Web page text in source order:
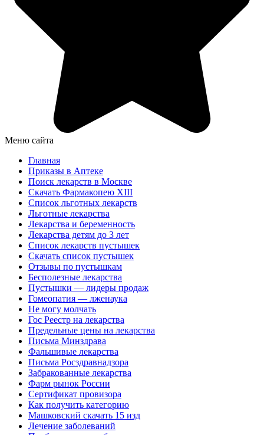
Меню сайта
Главная
Приказы в Аптеке
Поиск лекарств в Москве
Скачать Фармакопею XIII
Список льготных лекарств
Льготные лекарства
Лекарства и беременность
Лекарства детям до 3 лет
Список лекарств пустышек
Скачать список пустышек
Отзывы по пустышкам
Бесполезные лекарства
Пустышки — лидеры продаж
Гомеопатия — лженаука
Не могу молчать
Гос Реестр на лекарства
Предельные цены на лекарства
Письма Минздрава
Фальшивые лекарства
Письма Росздравнадзора
Забракованные лекарства
Фарм рынок России
Сертификат провизора
Как получить категорию
Машковский скачать 15 изд
Лечение заболеваний